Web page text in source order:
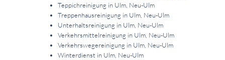
Teppichreinigung in Ulm, Neu-Ulm
Treppenhausreinigung in Ulm, Neu-Ulm
Unterhaltsreinigung in Ulm, Neu-Ulm
Verkehrsmittelreinigung in Ulm, Neu-Ulm
Verkehrswegereinigung in Ulm, Neu-Ulm
Winterdienst in Ulm, Neu-Ulm